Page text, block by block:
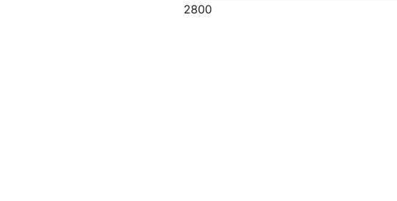
2800